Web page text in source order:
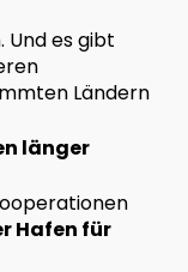
Und es gibt
Ländern
länger
Hafen für